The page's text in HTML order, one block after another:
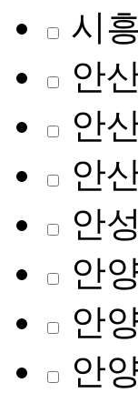
시
안
안
안
안
안
안
안